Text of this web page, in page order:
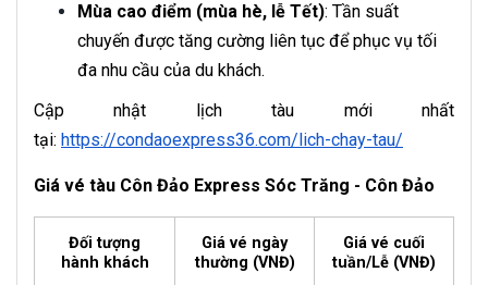
Mùa cao điểm (mùa hè, lễ Tết): Tần suất
chuyến được tăng cường liên tục để phục vụ tối
đa nhu cầu của du khách.
Cập nhật lịch tàu mới nhất
tại: https://condaoexpress36.com/lich-chay-tau/
Giá vé tàu Côn Đảo Express Sóc Trăng - Côn Đảo
Đối tượng
hành khách
Giá vé ngày
thường (VNĐ)
Giá vé cuối
tuần/Lễ (VNĐ)